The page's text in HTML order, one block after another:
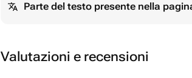
Parte del testo presente nella
Valutazioni e recensioni